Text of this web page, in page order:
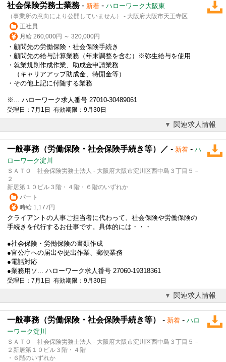
社会保険労務士業務 - 新着 - ハローワーク大阪東
（事業所の意向により公開していません） - 大阪府大阪市天王寺区
正社員
月給 260,000円 ～ 320,000円
・顧問先の労働保険・社会保険手続き
・顧問先の給与計算業務（年末調整を含む）※弥生給与を使用
・就業規則作成作業、助成金申請業務
（キャリアアップ助成金、特開金等）
・その他上記に付随する業務
※... ハローワーク求人番号 27010-30489061
受理日：7月1日 有効期限：9月30日
関連求人情報
一般事務（労働保険・社会保険手続き等）／ - 新着 - ハ
ローワーク淀川
ＳＡＴＯ 社会保険労務士法人 - 大阪府大阪市淀川区西中島３丁目５－
２
新居第１０ビル３階・４階・６階のいずれか
パート
時給 1,177円
クライアントの人事ご担当者に代わって、社会保険や労働保険の
手続きを代行するお仕事です。具体的には・・・
●社会保険・労働保険の書類作成
●官公庁への届出や提出作業、郵便業務
●電話対応
●業務用ソ... ハローワーク求人番号 27060-19318361
受理日：7月1日 有効期限：9月30日
関連求人情報
一般事務（労働保険・社会保険手続き等） - 新着 - ハロ
ーワーク淀川
ＳＡＴＯ 社会保険労務士法人 - 大阪府大阪市淀川区西中島３丁目５－
２新居第１０ビル３階・４階
・６階のいずれか